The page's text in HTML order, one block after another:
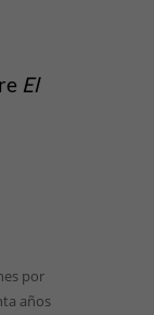
El
por
años